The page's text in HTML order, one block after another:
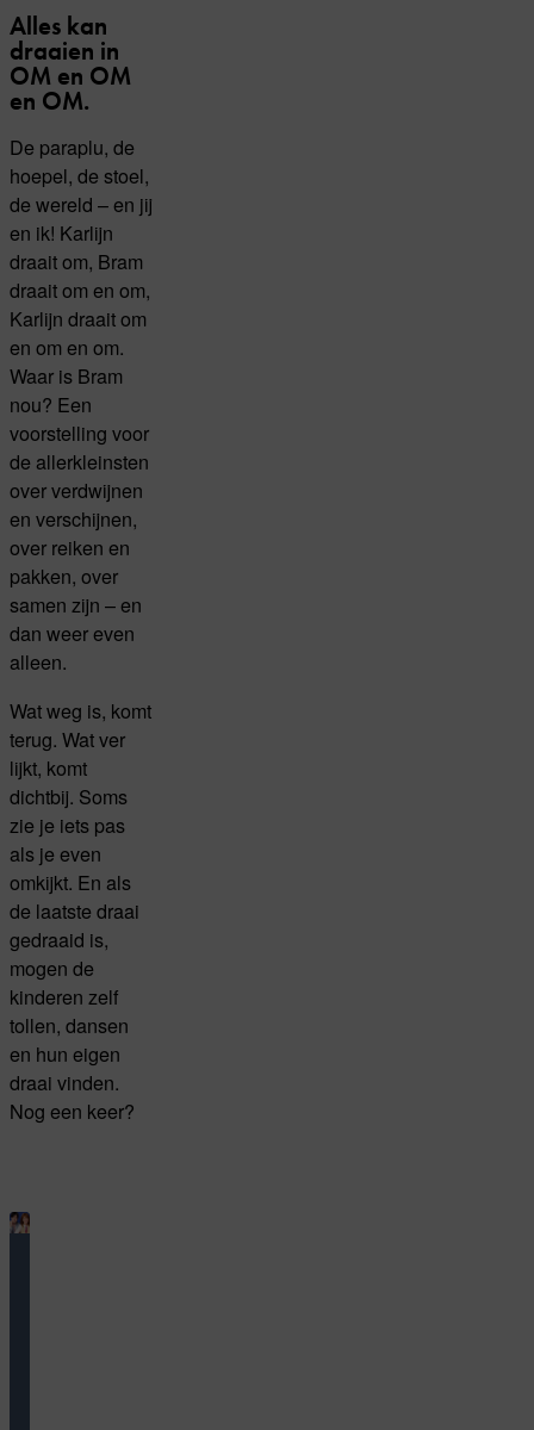
Alles kan
draaien in
OM en OM
en OM.
De paraplu, de
hoepel, de stoel,
de wereld – en jij
en ik! Karlijn
draait om, Bram
draait om en om,
Karlijn draait om
en om en om.
Waar is Bram
nou? Een
voorstelling voor
de allerkleinsten
over verdwijnen
en verschijnen,
over reiken en
pakken, over
samen zijn – en
dan weer even
alleen.
Wat weg is, komt
terug. Wat ver
lijkt, komt
dichtbij. Soms
zie je iets pas
als je even
omkijkt. En als
de laatste draai
gedraaid is,
mogen de
kinderen zelf
tollen, dansen
en hun eigen
draai vinden.
Nog een keer?